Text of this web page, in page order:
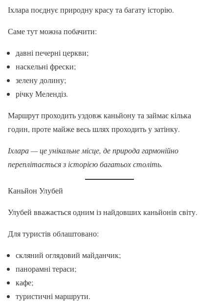
Іхлара поєднує природну красу та багату історію.
Саме тут можна побачити:
давні печерні церкви;
наскельні фрески;
зелену долину;
річку Мелендіз.
Маршрут проходить уздовж каньйону та займає кілька
годин, проте майже весь шлях проходить у затінку.
Іхлара — це унікальне місце, де природа гармонійно
переплітається з історією багатьох століть.
Каньйон Улубей
Улубей вважається одним із найдовших каньйонів світу.
Для туристів облаштовано:
скляний оглядовий майданчик;
панорамні тераси;
кафе;
туристичні маршрути.